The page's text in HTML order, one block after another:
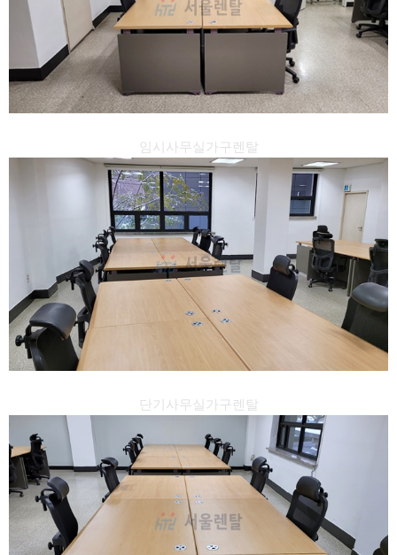
임시사무실가구렌탈
단기사무실가구렌탈